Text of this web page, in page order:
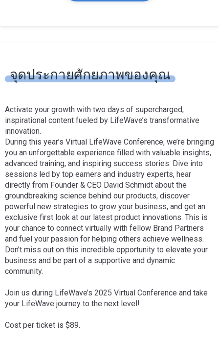
จุดประกายศักยภาพของคุณ
Activate your growth with two days of supercharged,
inspirational content fueled by LifeWave’s transformative
innovation.
During this year’s Virtual LifeWave Conference, we’re bringing
you an unforgettable experience filled with valuable insights,
advanced training, and inspiring success stories. Dive into
sessions led by top earners and industry experts, hear
directly from Founder & CEO David Schmidt about the
groundbreaking science behind our products, discover
powerful new strategies to grow your business, and get an
exclusive first look at our latest product innovations. This is
your chance to connect virtually with fellow Brand Partners
and fuel your passion for helping others achieve wellness.
Don’t miss out on this incredible opportunity to elevate your
business and be part of a supportive and dynamic
community.
Join us during LifeWave’s 2025 Virtual Conference and take
your LifeWave journey to the next level!
Cost per ticket is $89.